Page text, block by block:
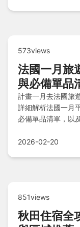
573views
法國一月旅
與必備單品
計畫一月去法國旅
詳細解析法國一月
必備單品清單，以
2026-02-20
851views
秋田住宿全